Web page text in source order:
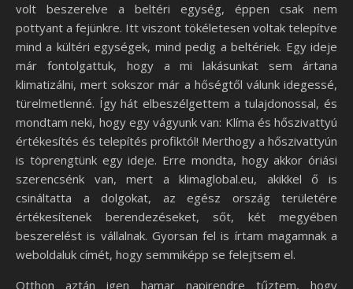
volt beszerelve a beltéri egység, éppen csak nem
pottyant a fejünkre. Itt viszont tökéletesen voltak telepítve
mind a kültéri egységek, mind pedig a beltériek. Egy ideje
már fontolgattuk, hogy a mi lakásunkat sem ártana
klimatizálni, mert sokszor már a hőségtől válunk idegessé,
türelmetlenné. Így hát elbeszélgettem a tulajdonossal, és
mondtam neki, hogy egy vágyunk van: Klíma és hőszivattyú
értékesítés és telepítés profiktól! Merthogy a hőszivattyún
is töprengtünk egy ideje. Erre mondta, hogy akkor óriási
szerencsénk van, mert a klimaglobal.eu, akikkel ő is
csináltatta a dolgokat, az egész ország területére
értékesítenek berendezéseket, sőt, két megyében
beszerelést is vállalnak. Gyorsan fel is írtam magamnak a
weboldaluk címét, hogy semmiképp se felejtsem el.
Otthon aztán igen hamar napirendre tűztem, hogy